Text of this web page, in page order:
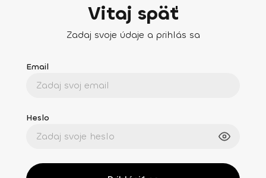
Vitaj späť
Zadaj svoje údaje a prihlás sa
Email
Heslo